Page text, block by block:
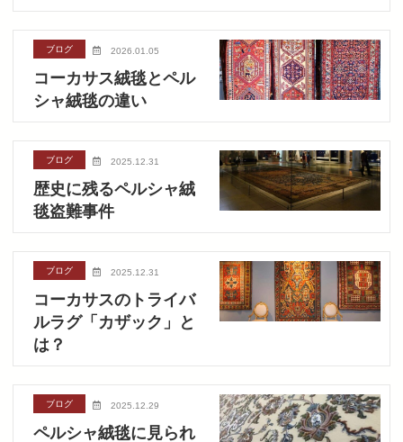
ブログ 2026.01.05
コーカサス絨毯とペル
シャ絨毯の違い
ブログ 2025.12.31
歴史に残るペルシャ絨
毯盗難事件
ブログ 2025.12.31
コーカサスのトライバ
ルラグ「カザック」と
は？
ブログ 2025.12.29
ペルシャ絨毯に見られ